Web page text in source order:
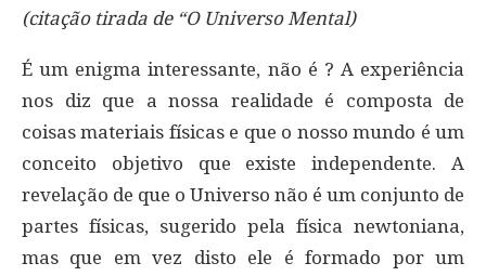
(citação tirada de “O Universo Mental)
É um enigma interessante, não é ? A experiência
nos diz que a nossa realidade é composta de
coisas materiais físicas e que o nosso mundo é um
conceito objetivo que existe independente. A
revelação de que o Universo não é um conjunto de
partes físicas, sugerido pela física newtoniana,
mas que em vez disto ele é formado por um